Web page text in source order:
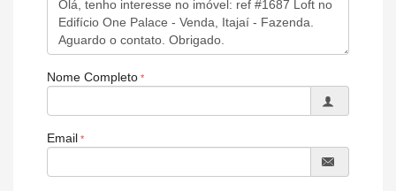
Hall Decorado e Mobiliado
Acessibilidade para PNE
Nome Completo
Email